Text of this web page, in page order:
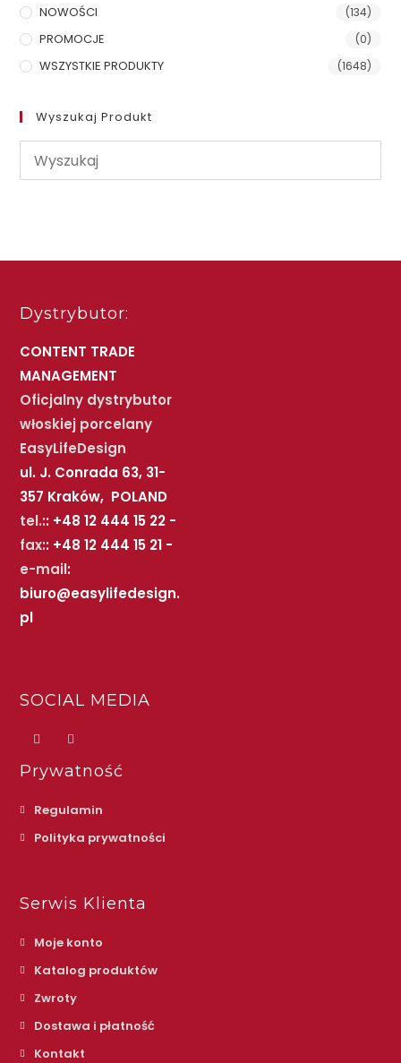
NOWOŚCI (134)
PROMOCJE (0)
WSZYSTKIE PRODUKTY (1648)
Wyszukaj Produkt
Dystrybutor:
CONTENT TRADE
MANAGEMENT
Oficjalny dystrybutor
włoskiej porcelany
EasyLifeDesign
ul. J. Conrada 63, 31-
357 Kraków, POLAND
tel.:: +48 12 444 15 22 -
fax:: +48 12 444 15 21 -
e-mail:
biuro@easylifedesign.
pl
SOCIAL MEDIA
Prywatność
Regulamin
Polityka prywatności
Serwis Klienta
Moje konto
Katalog produktów
Zwroty
Dostawa i płatność
Kontakt